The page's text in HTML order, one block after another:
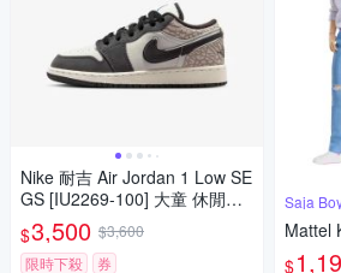
Nike 耐吉 Air Jordan 1 Low SE
GS [IU2269-100] 大童 休閒鞋
爆裂紋 大象灰
$3,500 $3,600
限時下殺
券
Saja
Mattel
$